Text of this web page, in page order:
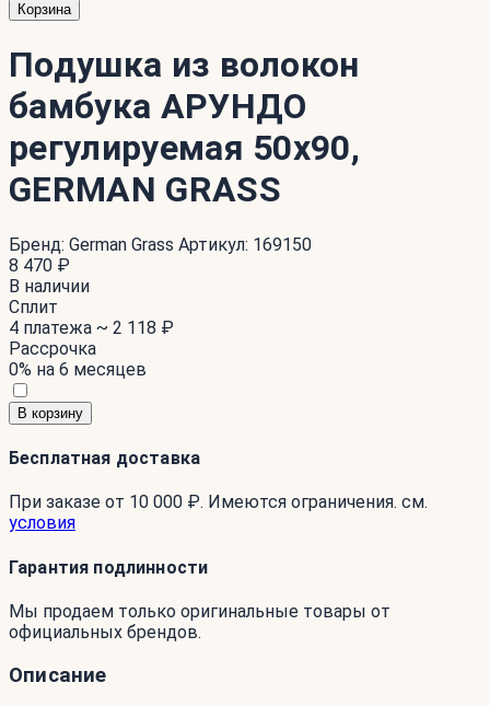
Корзина
Подушка из волокон
бамбука АРУНДО
регулируемая 50x90,
GERMAN GRASS
Бренд: German Grass Артикул: 169150
8 470 ₽
В наличии
Сплит
4 платежа ~ 2 118 ₽
Рассрочка
0% на 6 месяцев
В корзину
Бесплатная доставка
При заказе от 10 000 ₽. Имеются ограничения. см.
условия
Гарантия подлинности
Мы продаем только оригинальные товары от
официальных брендов.
Описание